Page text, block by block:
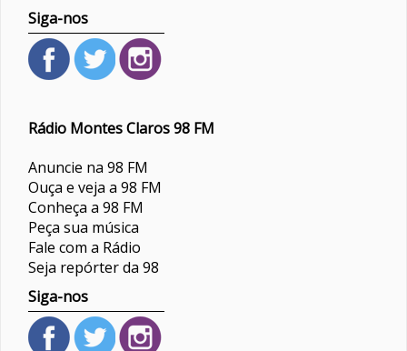
Siga-nos
Rádio Montes Claros 98 FM
Anuncie na 98 FM
Ouça e veja a 98 FM
Conheça a 98 FM
Peça sua música
Fale com a Rádio
Seja repórter da 98
Siga-nos